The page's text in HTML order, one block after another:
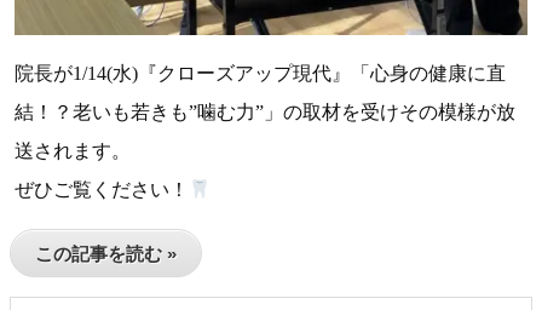
院長が1/14(水)『クローズアップ現代』「心身の健康に直
結！？老いも若きも”噛む力”」の取材を受けその模様が放
送されます。
ぜひご覧ください！
この記事を読む »